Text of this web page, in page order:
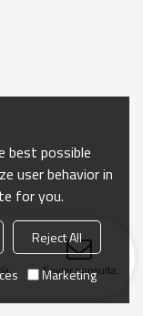
Enviar consulta
best possible
user behavior in
for you.
Reject All
Marketing